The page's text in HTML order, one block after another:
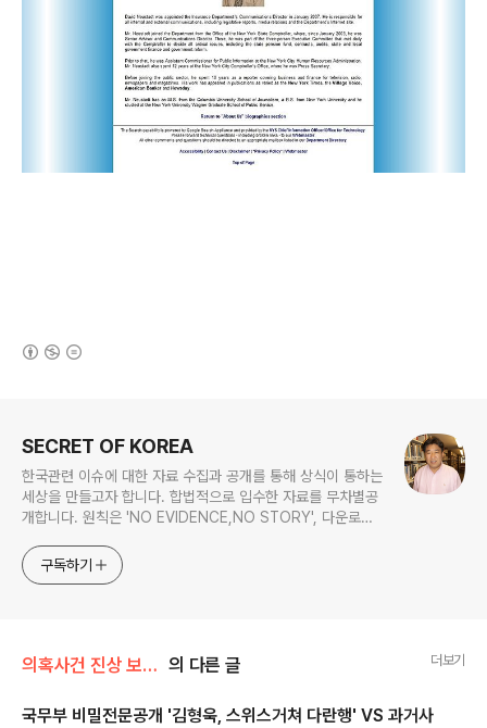
SECRET OF KOREA
한국관련 이슈에 대한 자료 수집과 공개를 통해 상식이 통하는
세상을 만들고자 합니다. 합법적으로 입수한 자료를 무차별공
개합니다. 원칙은 'NO EVIDENCE,NO STORY', 다운로드
jesim56@gmail.com, 안보일때는 구글리더나 RSS로!!
구독하기
의혹사건 진상 보고서 전문/김형욱 실종사건 의 다른 글 더보기
국무부 비밀전문공개 '김형욱, 스위스거쳐 다란행' VS 과거사